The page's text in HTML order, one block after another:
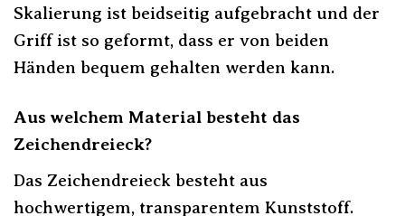
Skalierung ist beidseitig aufgebracht und der
Griff ist so geformt, dass er von beiden
Händen bequem gehalten werden kann.
Aus welchem Material besteht das
Zeichendreieck?
Das Zeichendreieck besteht aus
hochwertigem, transparentem Kunststoff.